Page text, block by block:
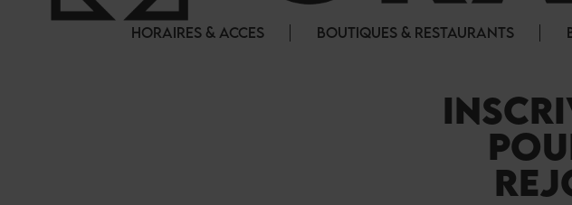
HORAIRES & ACCES BOUTIQUES & RESTAURANTS